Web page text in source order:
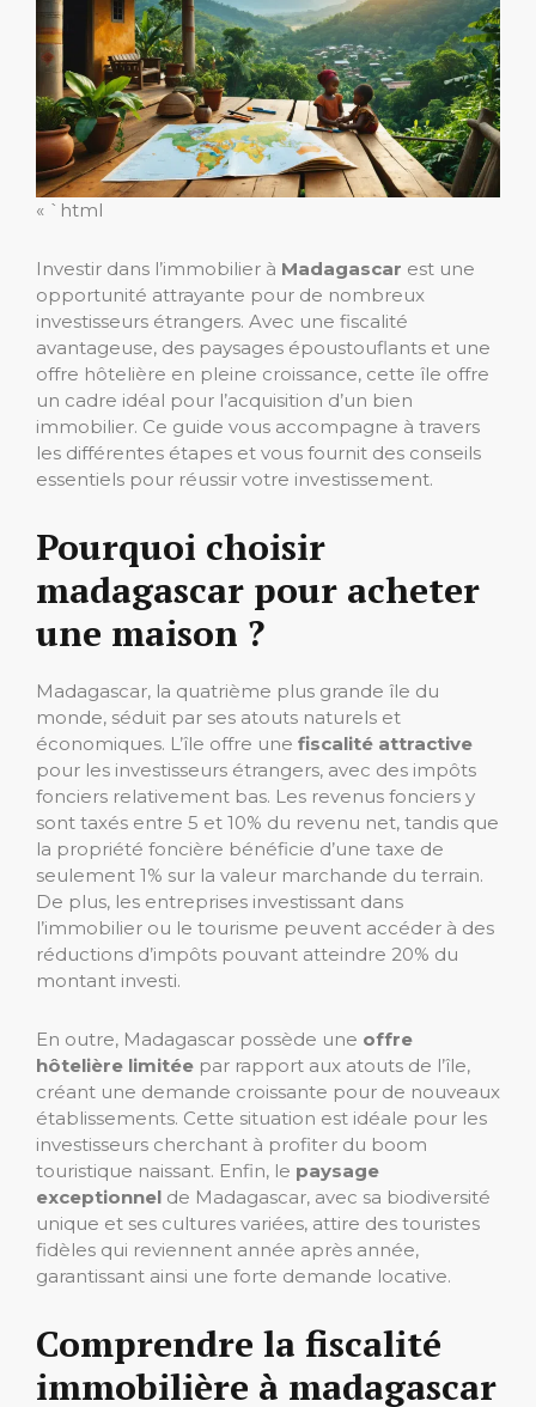
« `html
Investir dans l’immobilier à Madagascar est une
opportunité attrayante pour de nombreux
investisseurs étrangers. Avec une fiscalité
avantageuse, des paysages époustouflants et une
offre hôtelière en pleine croissance, cette île offre
un cadre idéal pour l’acquisition d’un bien
immobilier. Ce guide vous accompagne à travers
les différentes étapes et vous fournit des conseils
essentiels pour réussir votre investissement.
Pourquoi choisir
madagascar pour acheter
une maison ?
Madagascar, la quatrième plus grande île du
monde, séduit par ses atouts naturels et
économiques. L’île offre une fiscalité attractive
pour les investisseurs étrangers, avec des impôts
fonciers relativement bas. Les revenus fonciers y
sont taxés entre 5 et 10% du revenu net, tandis que
la propriété foncière bénéficie d’une taxe de
seulement 1% sur la valeur marchande du terrain.
De plus, les entreprises investissant dans
l’immobilier ou le tourisme peuvent accéder à des
réductions d’impôts pouvant atteindre 20% du
montant investi.
En outre, Madagascar possède une offre
hôtelière limitée par rapport aux atouts de l’île,
créant une demande croissante pour de nouveaux
établissements. Cette situation est idéale pour les
investisseurs cherchant à profiter du boom
touristique naissant. Enfin, le paysage
exceptionnel de Madagascar, avec sa biodiversité
unique et ses cultures variées, attire des touristes
fidèles qui reviennent année après année,
garantissant ainsi une forte demande locative.
Comprendre la fiscalité
immobilière à madagascar